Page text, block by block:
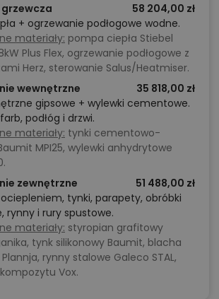
58 204,00 zł
+ ogrzewanie podłogowe wodne.
materiały: pompa ciepła Stiebel
Plus Flex, ogrzewanie podłogowe z
Herz, sterowanie Salus/Heatmiser.
wewnętrzne
35 818,00 zł
gipsowe + wylewki cementowe.
podłóg i drzwi.
materiały: tynki cementowo-
MPI25, wylewki anhydrytowe
zewnętrzne
51 488,00 zł
tynki, parapety, obróbki
rynny i rury spustowe.
materiały: styropian grafitowy
tynk silikonowy Baumit, blacha
rynny stalowe Galeco STAL,
Vox.